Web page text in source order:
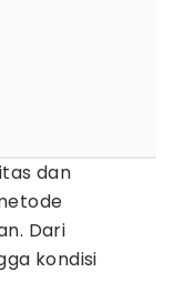
dan
Dari
kondisi